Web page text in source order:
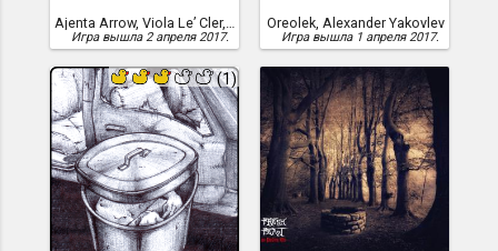
Ajenta Arrow, Viola Le’ Cler, Viola Le Cler, Viola Le'Cler
Игра вышла 2 апреля 2017.
Oreolek, Alexander Yakovlev
Игра вышла 1 апреля 2017.
(1)